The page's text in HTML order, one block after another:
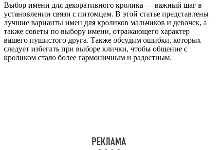
Выбор имени для декоративного кролика — важный шаг в
установлении связи с питомцем. В этой статье представлены
лучшие варианты имен для кроликов мальчиков и девочек, а
также советы по выбору имени, отражающего характер
вашего пушистого друга. Также обсудим ошибки, которых
следует избегать при выборе клички, чтобы общение с
кроликом стало более гармоничным и радостным.